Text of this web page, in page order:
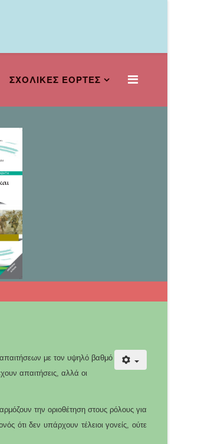
ΣΧΟΛΙΚΕΣ ΕΟΡΤΕΣ
με τον υψηλό βαθμό
απαιτήσεις, αλλά οι
την οριοθέτηση στους ρόλους για
ότι δεν υπάρχουν τέλειοι γονείς, ούτε